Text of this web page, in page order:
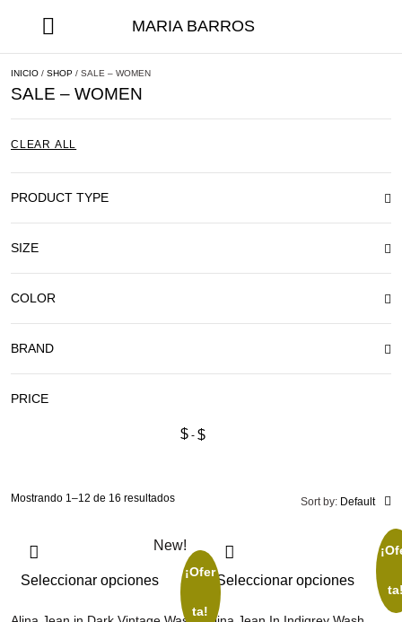
MARIA BARROS
INICIO / SHOP / SALE – WOMEN
SALE – WOMEN
CLEAR ALL
PRODUCT TYPE
SIZE
COLOR
BRAND
PRICE
$ $
Sort by: Default
New!
¡Ofer
ta!
Seleccionar opciones Seleccionar opciones
Mostrando 1–12 de 16 resultados